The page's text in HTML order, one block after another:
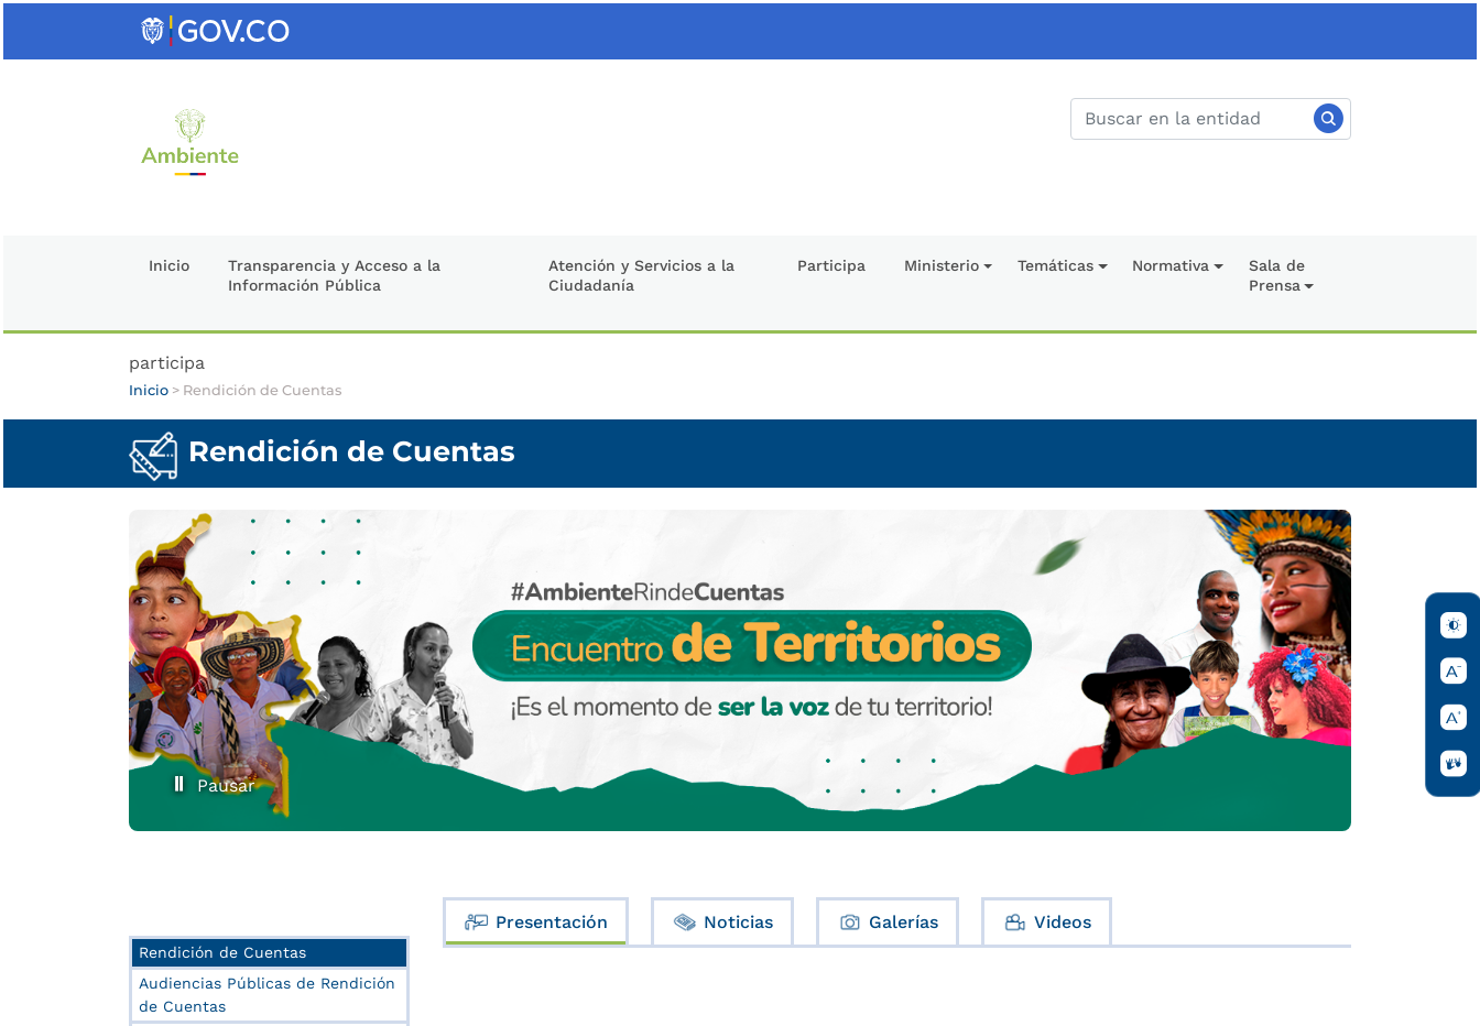
Inicio
Transparencia y Acceso a la
Información Pública
Atención y Servicios a la
Ciudadanía
Participa Ministerio Temáticas Normativa
Sala de
Prensa
participa
Inicio > Rendición de Cuentas
Rendición de Cuentas
Pausar
Rendición de Cuentas
Audiencias Públicas de Rendición
de Cuentas
Presentación Noticias Galerías Videos